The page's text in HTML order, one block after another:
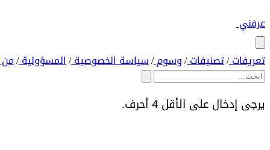
عرفني
تعريفات/ تصنيفات/ وسوم/ سياسة الخصوصية/ المسؤولية/
يرجى إدخال على الأقل 4 أحرف.